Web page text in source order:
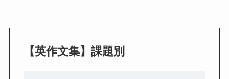
【英作文集】課題別